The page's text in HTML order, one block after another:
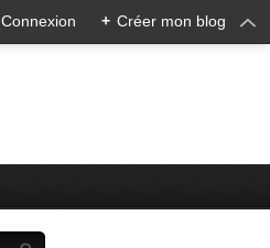
Connexion + Créer mon blog